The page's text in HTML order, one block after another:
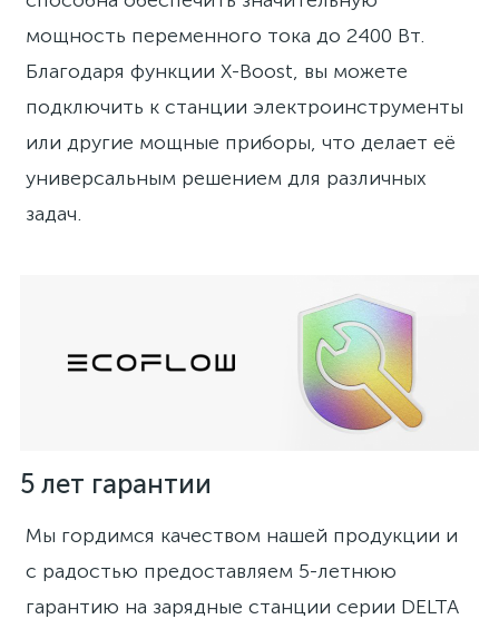
мощность переменного тока до 2400 Вт.
Благодаря функции X-Boost, вы можете
подключить к станции электроинструменты
или другие мощные приборы, что делает её
универсальным решением для различных
задач.
5 лет гарантии
Мы гордимся качеством нашей продукции и
с радостью предоставляем 5-летнюю
гарантию на зарядные станции серии DELTA